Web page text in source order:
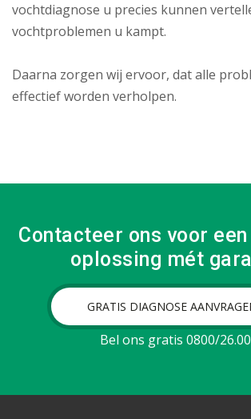
vochtdiagnose u precies kunnen
vochtproblemen u kampt.
Daarna zorgen wij ervoor, dat alle
effectief worden verholpen.
Contacteer ons voor
oplossing mét
GRATIS DIAGNOSE
Bel ons gratis 0800/